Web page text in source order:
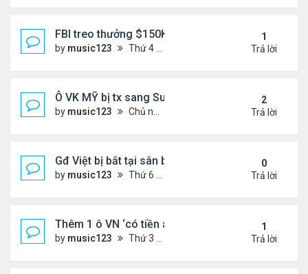
FBI treo thưởng $150K cho tội phạm 'đang ở Việt
by music123 Thứ 4 Tháng 6 24, 2026 7:26 pm
1
Trả lời
Ô VK MỸ bị tx sang Sudan,về VN
by music123 Chủ nhật Tháng 6 21, 2026 6:46 am
2
Trả lời
Gđ Việt bị bắt tại sân bay ở Mỹ
by music123 Thứ 6 Tháng 6 19, 2026 6:47 pm
0
Trả lời
Thêm 1 ô VN ‘có tiền án’ bị Mỹ trục xuất về nước
by music123 Thứ 3 Tháng 6 16, 2026 7:00 pm
1
Trả lời